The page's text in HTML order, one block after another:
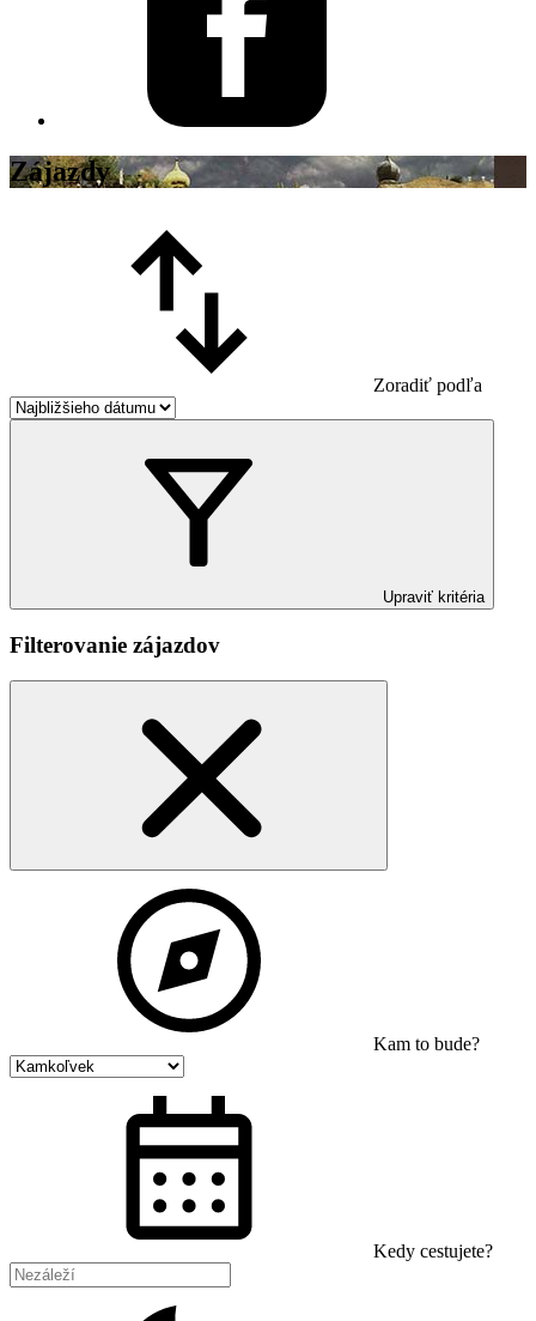
Zájazdy
Zoradiť podľa
Upraviť kritéria
Filterovanie zájazdov
Kam to bude?
Kedy cestujete?